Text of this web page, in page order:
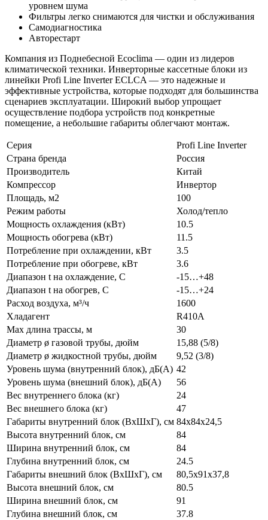
уровнем шума
Фильтры легко снимаются для чистки и обслуживания
Самодиагностика
Авторестарт
Компания из Поднебесной Ecoclima — один из лидеров
климатической техники. Инверторные кассетные блоки из
линейки Profi Line Inverter ECLCA — это надежные и
эффективные устройства, которые подходят для большинства
сценариев эксплуатации. Широкий выбор упрощает
осуществление подбора устройств под конкретные
помещение, а небольшие габариты облегчают монтаж.
Серия
Profi Line Inverter
Страна бренда
Россия
Производитель
Китай
Компрессор
Инвертор
Площадь, м2
100
Режим работы
Холод/тепло
Мощность охлаждения (кВт)
10.5
Мощность обогрева (кВт)
11.5
Потребление при охлаждении, кВт
3.5
Потребление при обогреве, кВт
3.6
Диапазон t на охлаждение, С
-15…+48
Диапазон t на обогрев, С
-15…+24
Расход воздуха, м³/ч
1600
Хладагент
R410A
Max длина трассы, м
30
Диаметр ø газовой трубы, дюйм
15,88 (5/8)
Диаметр ø жидкостной трубы, дюйм
9,52 (3/8)
Уровень шума (внутренний блок), дБ(А) 42
Уровень шума (внешний блок), дБ(А)
56
Вес внутреннего блока (кг)
24
Вес внешнего блока (кг)
47
Габариты внутренний блок (ВхШхГ), см 84x84x24,5
Высота внутренний блок, см
84
Ширина внутренний блок, см
84
Глубина внутренний блок, см
24.5
Габариты внешний блок (ВхШхГ), см
80,5x91x37,8
Высота внешний блок, см
80.5
Ширина внешний блок, см
91
Глубина внешний блок, см
37.8